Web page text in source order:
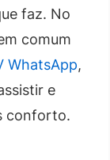
faz. No
comum
WhatsApp,
e
conforto.